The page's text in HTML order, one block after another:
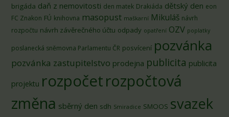
brigáda daň z nemovitosti den matek Drakiáda dětský den eon
FC Znakon FÚ knihovna masopust maškarní Mikuláš návrh
rozpočtu návrh závěrečného účtu odpady opatření OZV poplatky
poslanecká sněmovna Parlamentu ČR posvícení pozvánka
pozvánka zastupitelstvo prodejna publicita publicita
projektu rozpočetrozpočtová
změna sběrný den sdh Smiradice SMOOS svazek